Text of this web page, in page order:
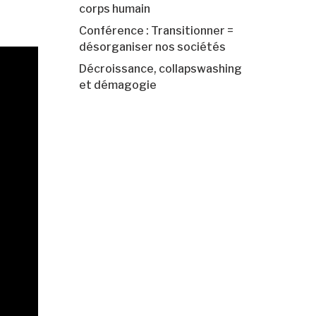
corps humain
Conférence : Transitionner =
désorganiser nos sociétés
Décroissance, collapswashing
et démagogie